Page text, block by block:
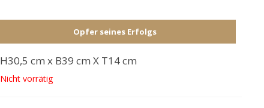
Opfer seines Erfolgs
H30,5 cm x B39 cm X T14 cm
Nicht vorrätig